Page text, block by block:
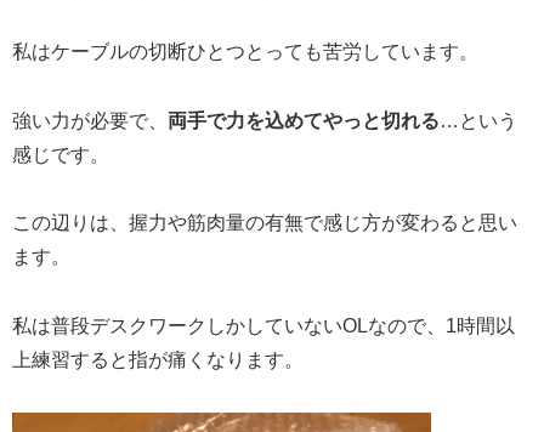
私はケーブルの切断ひとつとっても苦労しています。
強い力が必要で、 両手で力を込めてやっと切れる…という
感じです。
この辺りは、握力や筋肉量の有無で感じ方が変わると思い
ます。
私は普段デスクワークしかしていないOLなので、1時間以
上練習すると指が痛くなります。